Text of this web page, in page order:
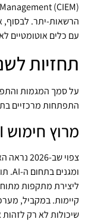
עם כלים אוטומטיים
תחזיות לשנת
התפתחות מרכזיים
מרוץ חימוש AI באבטחת מידע
צפוי שב-
ליצירת מתקפות
שיכולות לא רק